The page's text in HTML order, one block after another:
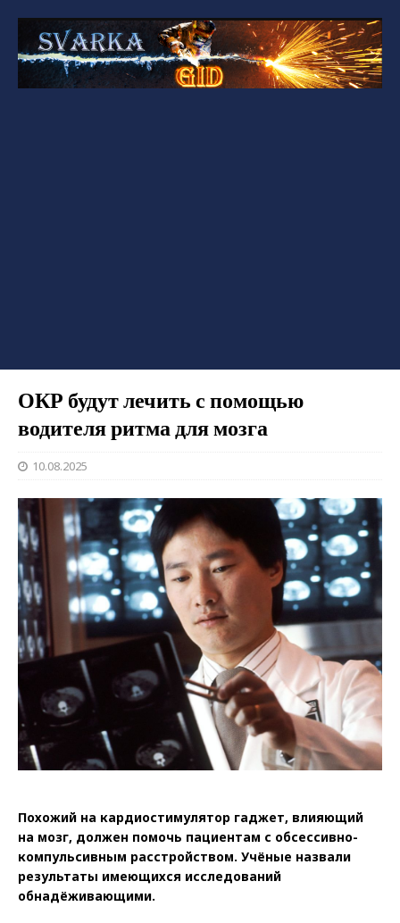
ОКР будут лечить с помощью
водителя ритма для мозга
10.08.2025
Похожий на кардиостимулятор гаджет, влияющий
на мозг, должен помочь пациентам с обсессивно-
компульсивным расстройством. Учёные назвали
результаты имеющихся исследований
обнадёживающими.